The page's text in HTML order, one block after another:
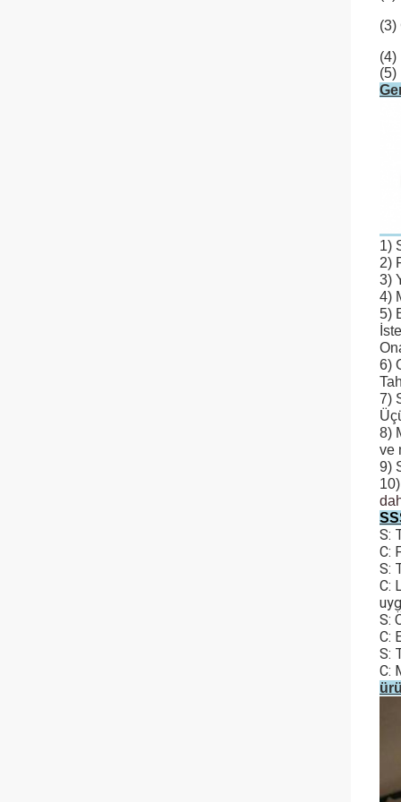
(3)
(4)
(5)
1)
2)
3)
4)
5)
6)
7)
8)
ve
9)
S:
C:
S:
C:
S:
C:
S:
C: